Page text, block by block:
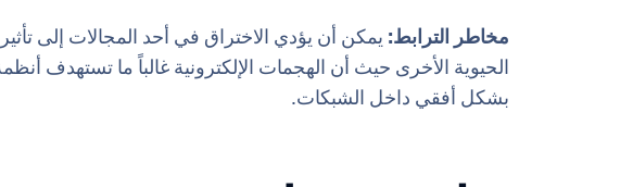
مخاطر الترابط: يمكن أن يؤدي الاختراق في أحد المجالات إلى
الحيوية الأخرى حيث أن الهجمات الإلكترونية غالباً ما تستهدف
بشكل أفقي داخل الشبكات.